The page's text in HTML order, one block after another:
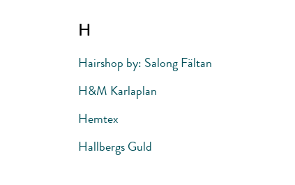
H
Hairshop by: Salong Fältan
H&M Karlaplan
Hemtex
Hallbergs Guld